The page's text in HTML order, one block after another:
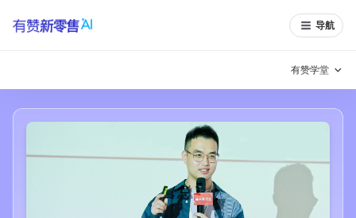
导航
有赞学堂
有赞说增长
私域日历 增长方法
有赞专家说